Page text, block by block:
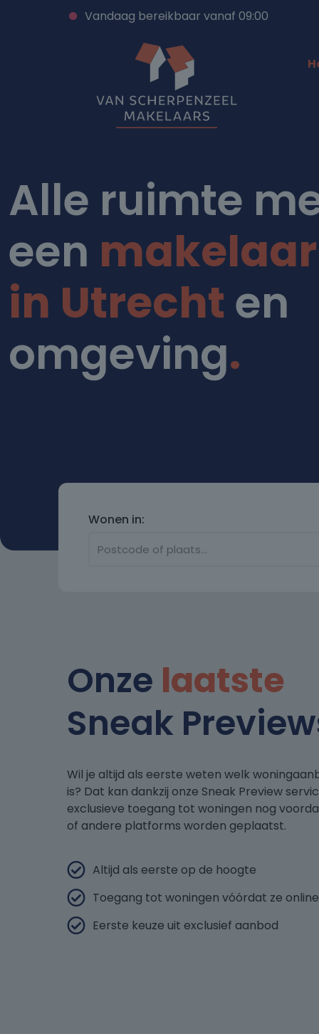
Vandaag bereikbaar vanaf 09:00
Alle ruimte
een makelaar
in Utrecht en
omgeving.
Wonen in:
Onze laatste
Sneak
Wil je altijd als eerste weten welk
is? Dat kan dankzij onze Sneak Preview
exclusieve toegang tot woningen nog
of andere platforms worden geplaatst.
Altijd als eerste op de hoogte
Toegang tot woningen vóórdat ze
Eerste keuze uit exclusief aanbod